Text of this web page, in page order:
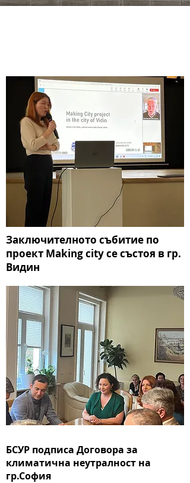
Заключителното събитие по
проект Making city се състоя в гр.
Видин
БСУР подписа Договора за
климатична неутралност на
гр.София